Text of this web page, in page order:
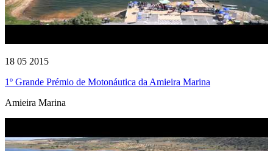
18 05 2015
1º Grande Prémio de Motonáutica da Amieira Marina
Amieira Marina